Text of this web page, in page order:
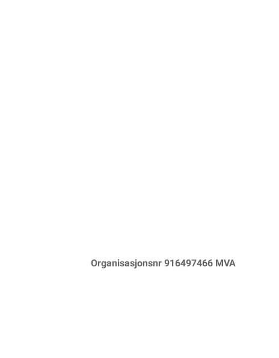
Organisasjonsnr 916497466 MVA